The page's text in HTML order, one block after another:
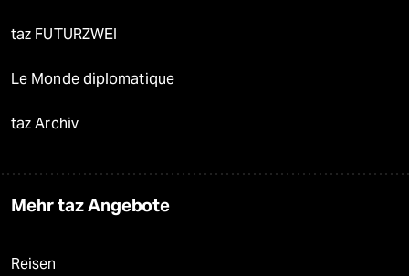
taz FUTURZWEI
Le Monde diplomatique
taz Archiv
Mehr taz Angebote
Reisen